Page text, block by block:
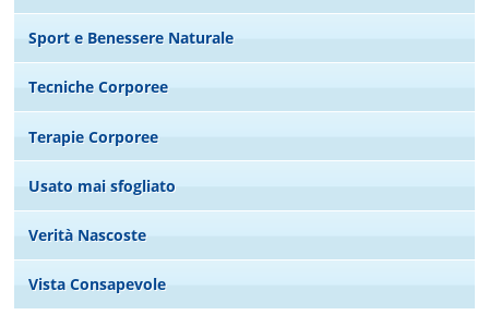
Sport e Benessere Naturale
Tecniche Corporee
Terapie Corporee
Usato mai sfogliato
Verità Nascoste
Vista Consapevole